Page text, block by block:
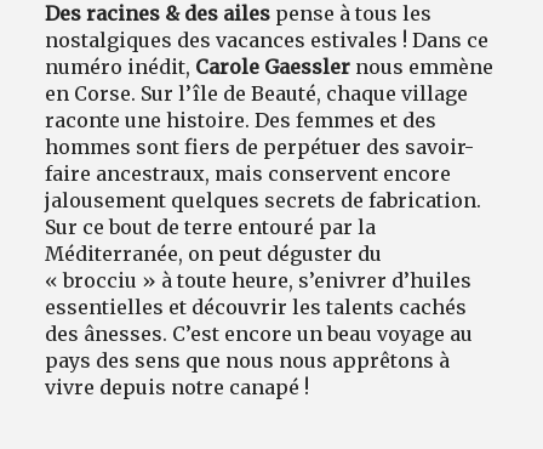
Des racines & des ailes pense à tous les
nostalgiques des vacances estivales ! Dans ce
numéro inédit, Carole Gaessler nous emmène
en Corse. Sur l’île de Beauté, chaque village
raconte une histoire. Des femmes et des
hommes sont fiers de perpétuer des savoir-
faire ancestraux, mais conservent encore
jalousement quelques secrets de fabrication.
Sur ce bout de terre entouré par la
Méditerranée, on peut déguster du
« brocciu » à toute heure, s’enivrer d’huiles
essentielles et découvrir les talents cachés
des ânesses. C’est encore un beau voyage au
pays des sens que nous nous apprêtons à
vivre depuis notre canapé !